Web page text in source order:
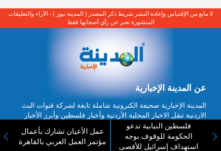
فلسطين النيابية تدعو
الحكومة للوقوف بوجه
استهداف إسرائيل للأقصى
عمل الأعيان تشارك بأعمال
مؤتمر العمل العربي بالقاهرة
لا مانع من الإقتباس وإعادة النشر شريط ذكر المصدر ( المدينة نيوز ) - الآراء والتعليقات
المنشورة تعبر عن رأي أصحابها فقط
عن المدينة الإخبارية
المدينة الإخبارية صحيفة الكترونية شاملة تابعة لشركة قنوات البث
الاردنية تنقل الاخبار المحلية الأردنية وأخبار فلسطين وأبرز الأخبار
العربية والدولية لحظة حدوثها بمهنية رفيعة ليكون العالم بما يجري
فيه وحوله بين يديكم بالكلمة والصورة من مصادرها الحقيقية.